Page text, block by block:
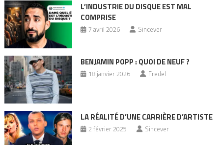
L’INDUSTRIE DU DISQUE EST MAL
COMPRISE
7 avril 2026 Sincever
BENJAMIN POPP : QUOI DE NEUF ?
18 janvier 2026 Fredel
LA RÉALITÉ D’UNE CARRIÈRE D’ARTISTE
2 février 2025 Sincever